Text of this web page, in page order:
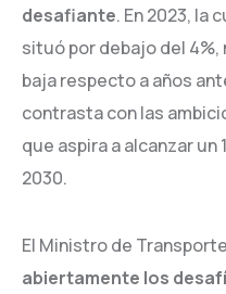
desafiante. En 2023, la
situó por debajo del
baja respecto a años
contrasta con las
que aspira a alcanzar un
2030.
El Ministro de
abiertamente los